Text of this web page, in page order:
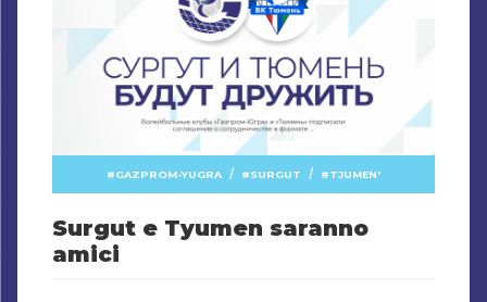
GAZPROM-YUGRA / SURGUT / TJUMEN'
Surgut e Tyumen saranno
amici